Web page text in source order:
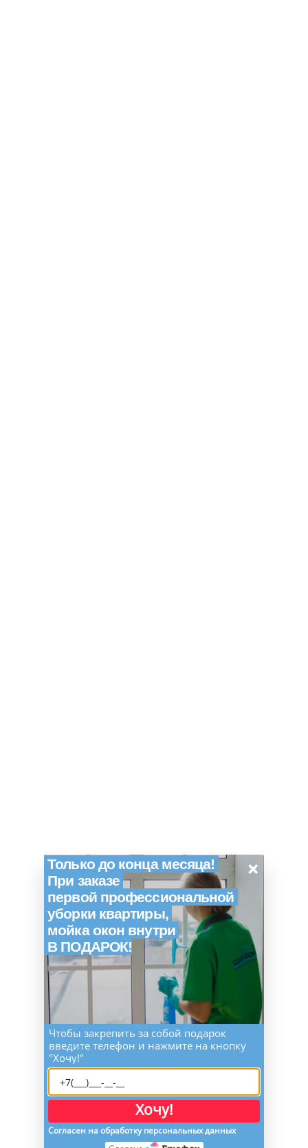
Только до конца месяца!
При заказе
первой профессиональной
уборки квартиры,
мойка окон внутри
В ПОДАРОК!
×
Чтобы закрепить за собой подарок
введите телефон и нажмите на кнопку
"Хочу!"
Хочу!
Согласен на обработку персональных данных